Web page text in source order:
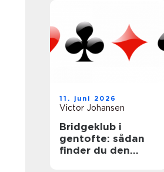
11. juni 2026
Victor Johansen
Bridgeklub i
gentofte: sådan
finder du den